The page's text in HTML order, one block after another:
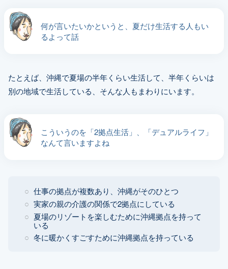
何が言いたいかというと、夏だけ生活する人もい
るよって話
たとえば、沖縄で夏場の半年くらい生活して、半年くらいは
別の地域で生活している、そんな人もまわりにいます。
こういうのを「2拠点生活」、「デュアルライフ」
なんて言いますよね
仕事の拠点が複数あり、沖縄がそのひとつ
実家の親の介護の関係で2拠点にしている
夏場のリゾートを楽しむために沖縄拠点を持って
いる
冬に暖かくすごすために沖縄拠点を持っている